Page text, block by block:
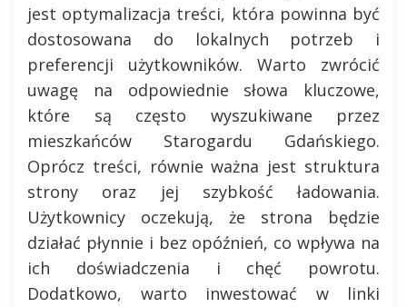
jest optymalizacja treści, która powinna być
dostosowana do lokalnych potrzeb i
preferencji użytkowników. Warto zwrócić
uwagę na odpowiednie słowa kluczowe,
które są często wyszukiwane przez
mieszkańców Starogardu Gdańskiego.
Oprócz treści, równie ważna jest struktura
strony oraz jej szybkość ładowania.
Użytkownicy oczekują, że strona będzie
działać płynnie i bez opóźnień, co wpływa na
ich doświadczenia i chęć powrotu.
Dodatkowo, warto inwestować w linki